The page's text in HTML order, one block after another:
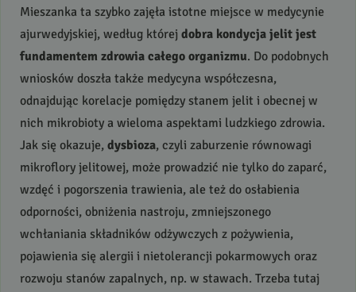
Mieszanka ta szybko zajęła istotne miejsce w medycynie
ajurwedyjskiej, według której dobra kondycja jelit jest
fundamentem zdrowia całego organizmu. Do podobnych
wniosków doszła także medycyna współczesna,
odnajdując korelacje pomiędzy stanem jelit i obecnej w
nich mikrobioty a wieloma aspektami ludzkiego zdrowia.
Jak się okazuje, dysbioza, czyli zaburzenie równowagi
mikroflory jelitowej, może prowadzić nie tylko do zaparć,
wzdęć i pogorszenia trawienia, ale też do osłabienia
odporności, obniżenia nastroju, zmniejszonego
wchłaniania składników odżywczych z pożywienia,
pojawienia się alergii i nietolerancji pokarmowych oraz
rozwoju stanów zapalnych, np. w stawach. Trzeba tutaj